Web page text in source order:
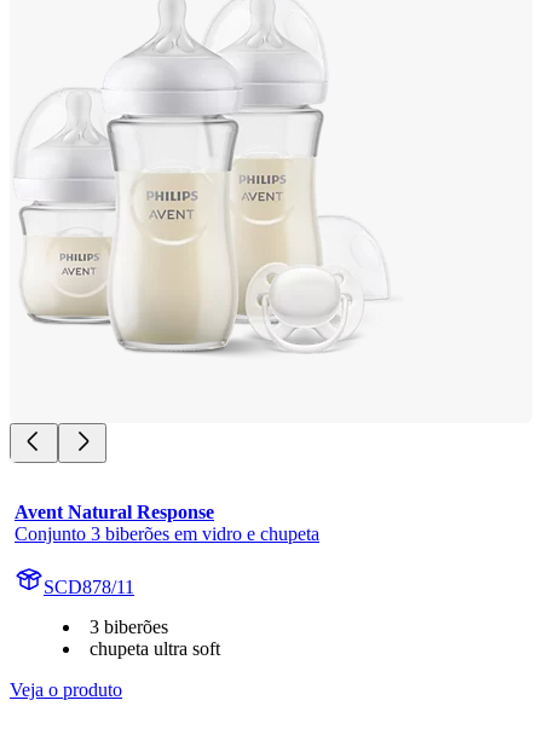
Avent Natural Response
Conjunto 3 biberões em vidro e chupeta
SCD878/11
3 biberões
chupeta ultra soft
Veja o produto